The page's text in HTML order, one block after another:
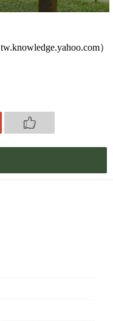
tw.knowledge.yahoo.com）